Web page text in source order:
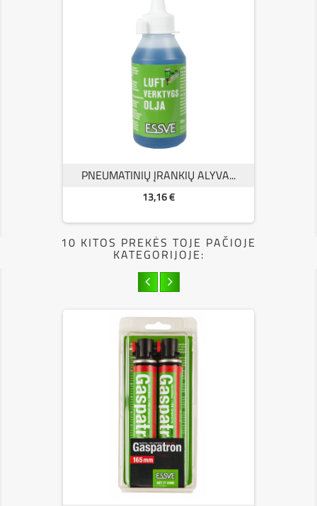
PNEUMATINIŲ ĮRANKIŲ ALYVA...
Kaina
13,16 €
10 KITOS PREKĖS TOJE PAČIOJE
KATEGORIJOJE: